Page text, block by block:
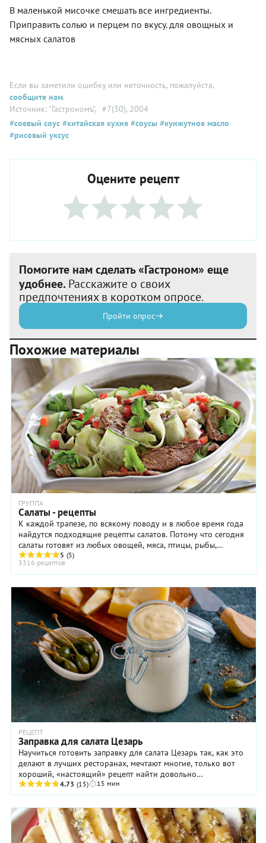
В маленькой мисочке смешать все ингредиенты.
Приправить солью и перцем по вкусу. для овощных и
мясных салатов
Если вы заметили ошибку или неточность, пожалуйста,
сообщите нам.
Источник: "Гастрономъ", #7(30), 2004
#соевый соус #китайская кухня #соусы #кунжутное масло
#рисовый уксус
Оцените рецепт
Помогите нам сделать «Гастроном» еще
удобнее. Расскажите о своих
предпочтениях в коротком опросе.
Пройти опрос
Похожие материалы
ГРУППА
Салаты - рецепты
К каждой трапезе, по всякому поводу и в любое время года
найдутся подходящие рецепты салатов. Потому что сегодня
салаты готовят из любых овощей, мяса, птицы, рыбы,
макаронных изделий, крупы и бобовых, ...
5 (5)
3316 рецептов
РЕЦЕПТ
Заправка для салата Цезарь
Научиться готовить заправку для салата Цезарь так, как это
делают в лучших ресторанах, мечтают многие, только вот
хороший, «настоящий» рецепт найти довольно
проблематично. А вот у нас таковой имеется, ...
4.73 (15) 15 мин